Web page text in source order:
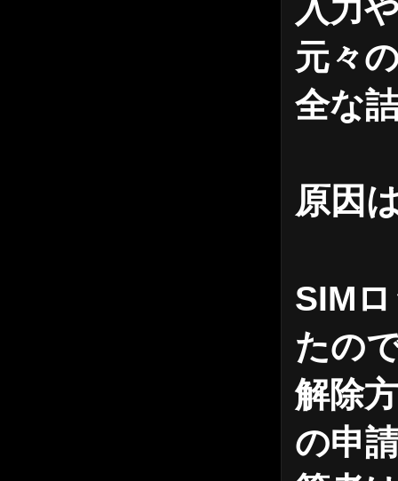
入力
元々
全な
原因
SIM
たの
解除
の申